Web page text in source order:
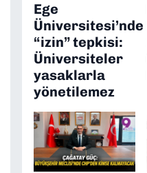
Ege
Üniversitesi’nde
“izin” tepkisi:
Üniversiteler
yasaklarla
yönetilemez